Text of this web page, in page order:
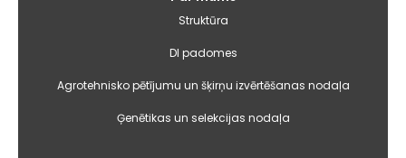
Struktūra
DI padomes
Agrotehnisko pētījumu un šķirņu izvērtēšanas nodaļa
Ģenētikas un selekcijas nodaļa